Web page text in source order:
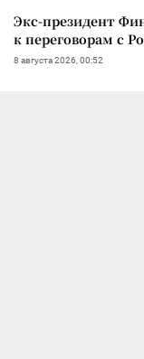
Экс-президент
к переговорам с
8 августа 2026, 00:52